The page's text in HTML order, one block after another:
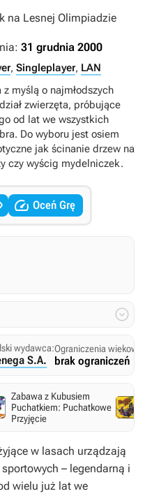
na Lesnej Olimpiadzie
31 grudnia 2000
, Singleplayer, LAN
myślą o najmłodszych
zwierzęta, próbujące
od lat we wszystkich
Do wyboru jest osiem
jak ścinanie drzew na
czy wyścig mydelniczek.
 Oceń Grę

wydawca:
S.A.
Ograniczenia wiekowe:
brak ograniczeń
Zabawa z Kubusiem
Puchatkiem: Puchatkowe
Przyjęcie
w lasach urządzają
– legendarną i
wielu już lat we